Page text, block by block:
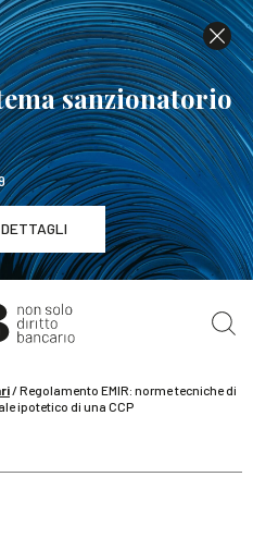
sanzionatorio
Ottobre
del TUF
/Regolamento EMIR: norme tecniche di
ipotetico di una CCP